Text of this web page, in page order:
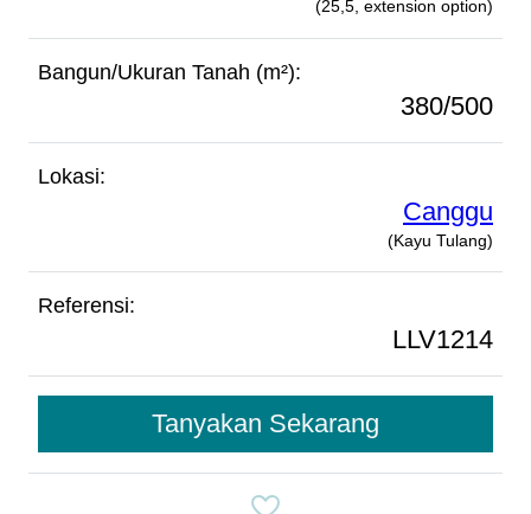
(25,5, extension option)
Bangun/Ukuran Tanah (m²):
380/500
Lokasi:
Canggu
(Kayu Tulang)
Referensi:
LLV1214
Tanyakan Sekarang